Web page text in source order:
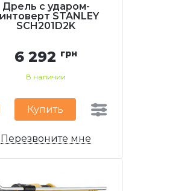
Дрель с ударом-
STANLEY
SCH201D2K
6 292 грн
В наличии
Купить
Перезвоните мне